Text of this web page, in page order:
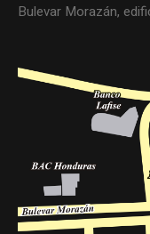
Bulevar Morazán,